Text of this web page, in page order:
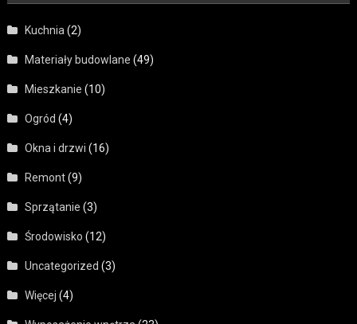
Kuchnia (2)
Materiały budowlane (49)
Mieszkanie (10)
Ogród (4)
Okna i drzwi (16)
Remont(9)
Sprzątanie (3)
Środowisko (12)
Uncategorized (3)
Więcej (4)